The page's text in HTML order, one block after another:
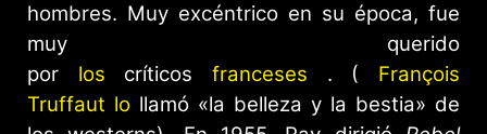
hombres. Muy excéntrico en su época, fue
muy querido
por los críticosfranceses . ( François
Truffaut lo llamó «la belleza y la bestia» de